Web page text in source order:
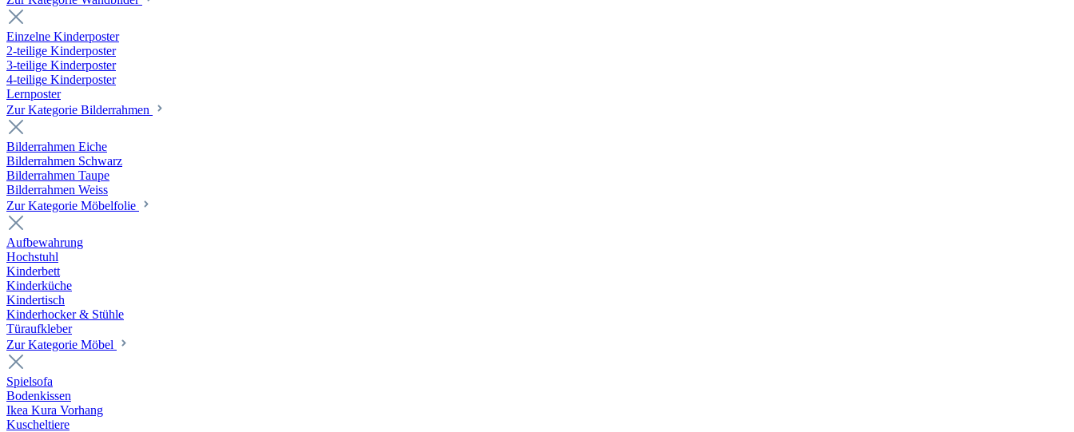
Einzelne Kinderposter
2-teilige Kinderposter
3-teilige Kinderposter
4-teilige Kinderposter
Lernposter
Zur Kategorie Bilderrahmen
Bilderrahmen Eiche
Bilderrahmen Schwarz
Bilderrahmen Taupe
Bilderrahmen Weiss
Zur Kategorie Möbelfolie
Aufbewahrung
Hochstuhl
Kinderbett
Kinderküche
Kindertisch
Kinderhocker & Stühle
Türaufkleber
Zur Kategorie Möbel
Spielsofa
Bodenkissen
Ikea Kura Vorhang
Kuscheltiere